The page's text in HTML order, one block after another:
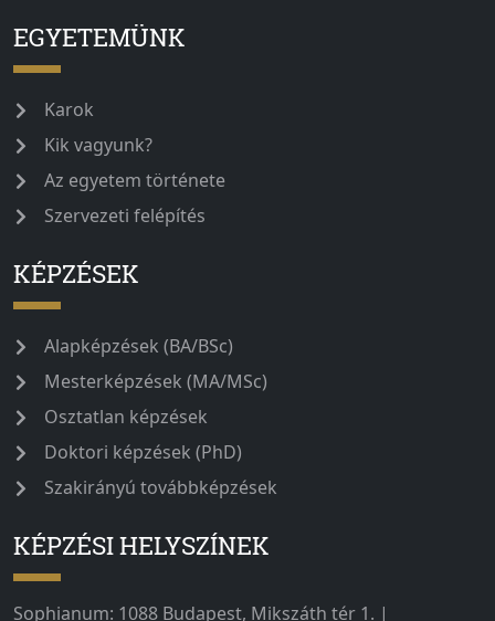
EGYETEMÜNK
Karok
Kik vagyunk?
Az egyetem története
Szervezeti felépítés
KÉPZÉSEK
Alapképzések (BA/BSc)
Mesterképzések (MA/MSc)
Osztatlan képzések
Doktori képzések (PhD)
Szakirányú továbbképzések
KÉPZÉSI HELYSZÍNEK
Sophianum: 1088 Budapest, Mikszáth tér 1. |